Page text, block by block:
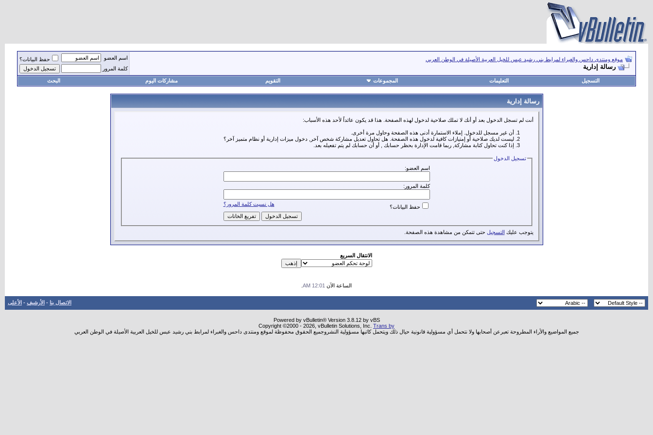
موقع ومنتدى داحس والغبراء لمرابط بني رشيد عبس للخيل العربية الأصيلة في الوطن العربي
رسالة إدارية
اسم العضو
حفظ البيانات؟
كلمة المرور
التسجيل التعليمات المجموعات التقويم مشاركات اليوم البحث
رسالة إدارية
أنت لم تسجل الدخول بعد أو أنك لا تملك صلاحية لدخول لهذه الصفحة. هذا قد يكون عائداً لأحد هذه الأسباب:
أن غير مسجل للدخول. إملاء الاستمارة أدنى هذه الصفحة وحاول مرة أخرى.
ليست لديك صلاحية أو إمتيازات كافية لدخول هذه الصفحة. هل تحاول تعديل مشاركة شخص آخر, دخول ميزات إدارية أو نظام متميز آخر؟
إذا كنت تحاول كتابة مشاركة, ربما قامت الإدارة بحظر حسابك , أو أن حسابك لم يتم تفعيله بعد.
تسجيل الدخول
اسم العضو:
كلمة المرور:
هل نسيت كلمة المرور؟ حفظ البيانات؟
يتوجب عليك التسجيل حتى تتمكن من مشاهدة هذه الصفحة.
الانتقال السريع
الساعة الآن 12:01 AM
الاتصال بنا - الأرشيف - الأعلى
Powered by vBulletin® Version 3.8.12 by vBS
Copyright ©2000 - 2026, vBulletin Solutions, Inc. Trans by
جميع المواضيع والأراء المطروحة تعبرعن أصحابها ولا نتحمل أي مسؤولية قانونية حيال ذلك ويتحمل كاتبها مسؤولية النشروجميع الحقوق محفوظة لموقع ومنتدى داحس والغبراء لمرابط بني رشيد عبس للخيل العربية الأصيلة في الوطن العربي